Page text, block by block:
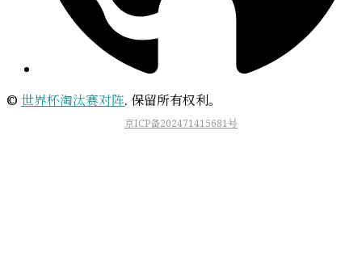
© 世界杯淘汰赛对阵. 保留所有权利。
京ICP备202471415681号